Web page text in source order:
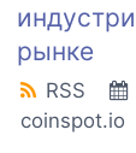
рынке
RSS
coinspot.io